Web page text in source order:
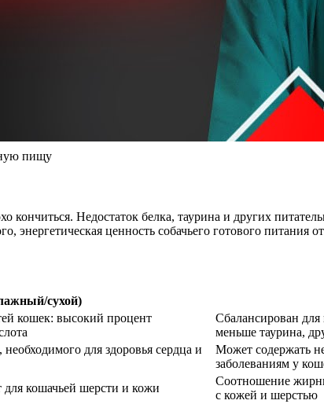
пищу
кончиться. Недостаток белка, таурина и других
энергетическая ценность собачьего готового питания
сухой)
кошек: высокий процент
Сбалансирован для
меньше таурина,
для здоровья сердца и
Может содержать
заболеваниям у
кошачьей шерсти и кожи
Соотношение
с кожей и шерстью